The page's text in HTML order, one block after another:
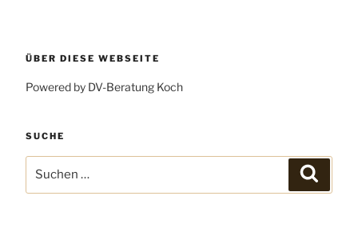
ÜBER DIESE WEBSEITE
Powered by DV-Beratung Koch
SUCHE
nach: